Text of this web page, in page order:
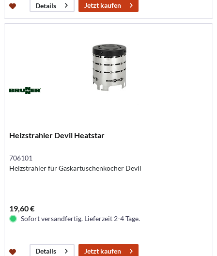
Details Jetzt kaufen
Heizstrahler Devil Heatstar
706101
Heizstrahler für Gaskartuschenkocher Devil
19,60 €
Sofort versandfertig. Lieferzeit 2-4 Tage.
Details Jetzt kaufen